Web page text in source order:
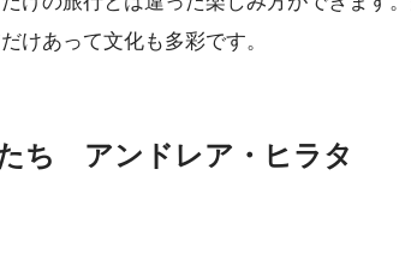
けあって文化も多彩です。
ち アンドレア・ヒラタ